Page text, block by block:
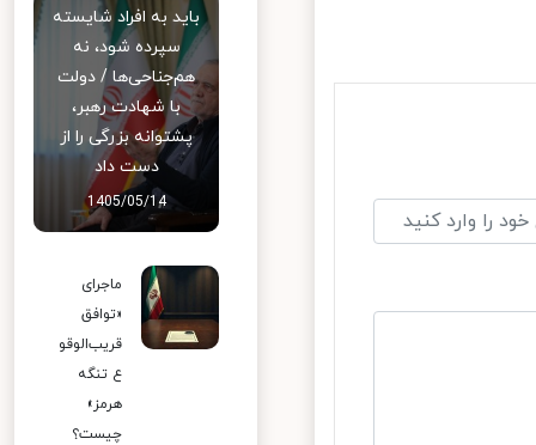
باید به افراد شایسته
سپرده شود، نه
هم‌جناحی‌ها / دولت
با شهادت رهبر،
پشتوانه بزرگی را از
دست داد
1405/05/14
ماجرای
«توافق
قریب‌الوقو
ع تنگه
هرمز»
چیست؟